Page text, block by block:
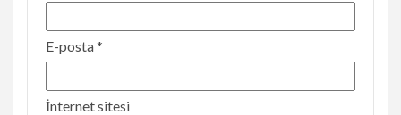
E-posta*
İnternet sitesi